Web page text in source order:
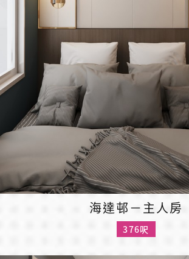
海達邨－主人房
376呎